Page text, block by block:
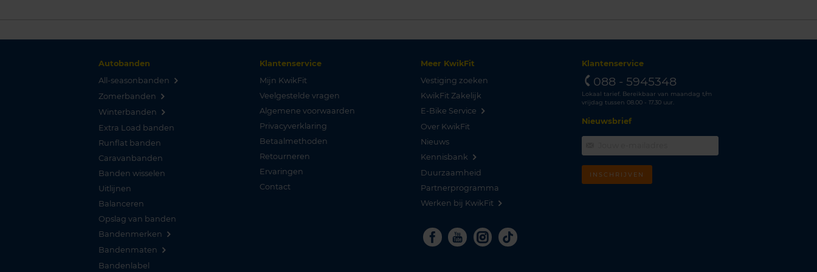
Autobanden
All-seasonbanden
Zomerbanden
Winterbanden
Extra Load banden
Runflat banden
Caravanbanden
Banden wisselen
Uitlijnen
Balanceren
Opslag van banden
Bandenmerken
Bandenmaten
Bandenlabel
Klantenservice
Mijn KwikFit
Veelgestelde vragen
Algemene voorwaarden
Privacyverklaring
Betaalmethoden
Retourneren
Ervaringen
Contact
Meer KwikFit
Vestiging zoeken
KwikFit Zakelijk
E-Bike Service
Over KwikFit
Nieuws
Kennisbank
Duurzaamheid
Partnerprogramma
Werken bij KwikFit
Facebook
YoutubeInstagram
Tiktok
Klantenservice
088 - 5945348
Lokaal tarief. Bereikbaar van maandag t/m
vrijdag tussen 08.00 - 17.30 uur.
Nieuwsbrief
INSCHRIJVEN